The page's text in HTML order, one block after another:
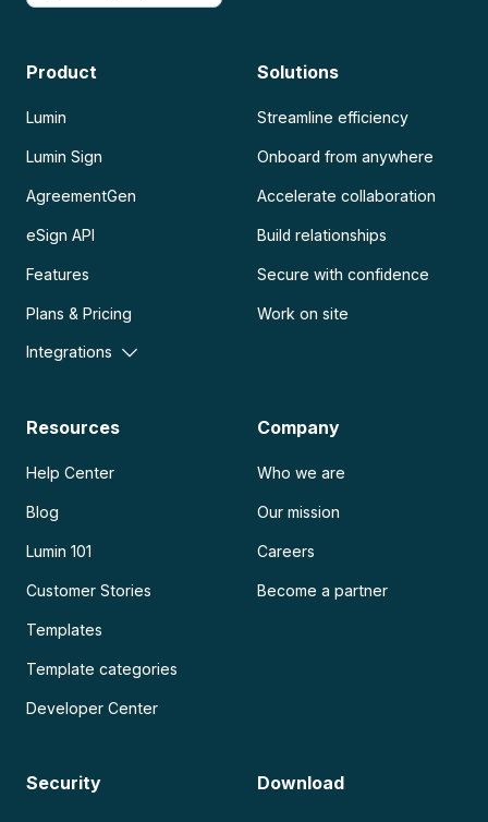
Product
Lumin
Lumin Sign
AgreementGen
eSign API
Features
Plans & Pricing
Integrations
Solutions
Streamline efficiency
Onboard from anywhere
Accelerate collaboration
Build relationships
Secure with confidence
Work on site
Resources
Help Center
Blog
Lumin 101
Customer Stories
Templates
Template categories
Developer Center
Company
Who we are
Our mission
Careers
Become a partner
Security Download